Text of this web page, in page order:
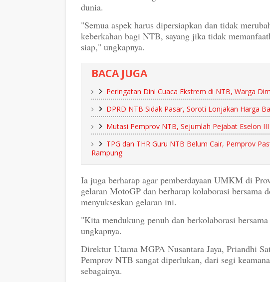
dunia.
"Semua aspek harus dipersiapkan dan tidak
keberkahan bagi NTB, sayang jika tidak
siap," ungkapnya.
BACA JUGA
Peringatan Dini Cuaca Ekstrem di NTB, Warga
DPRD NTB Sidak Pasar, Soroti Lonjakan Harga
Mutasi Pemprov NTB, Sejumlah Pejabat Eselon
TPG dan THR Guru NTB Belum Cair, Pemprov
Rampung
Ia juga berharap agar pemberdayaan UMKM di
gelaran MotoGP dan berharap kolaborasi bersama
menyukseskan gelaran ini.
"Kita mendukung penuh dan berkolaborasi
ungkapnya.
Direktur Utama MGPA Nusantara Jaya, Priandhi
Pemprov NTB sangat diperlukan, dari segi
sebagainya.